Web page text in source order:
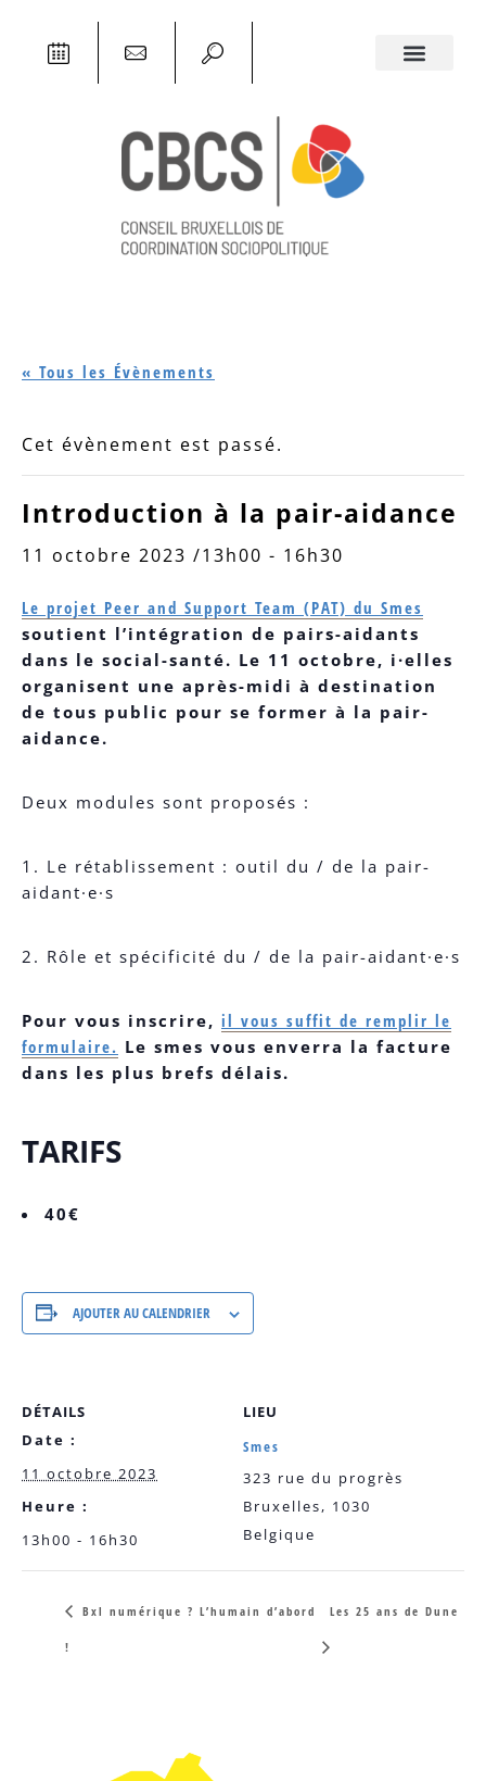
« Tous les Évènements
Cet évènement est passé.
Introduction à la pair-aidance
11 octobre 2023 /13h00 - 16h30
Le projet Peer and Support Team (PAT) du Smes
soutient l’intégration de pairs-aidants
dans le social-santé. Le 11 octobre, i·elles
organisent une après-midi à destination
de tous public pour se former à la pair-
aidance.
Deux modules sont proposés :
1. Le rétablissement : outil du / de la pair-
aidant·e·s
2. Rôle et spécificité du / de la pair-aidant·e·s
Pour vous inscrire, il vous suffit de remplir le
formulaire. Le smes vous enverra la facture
dans les plus brefs délais.
TARIFS
40€
AJOUTER AU CALENDRIER
DÉTAILS
Date :
11 octobre 2023
Heure :
13h00 - 16h30
LIEU
Smes
323 rue du progrès
Bruxelles, 1030
Belgique
Bxl numérique ? L’humain d’abord
!
Les 25 ans de Dune